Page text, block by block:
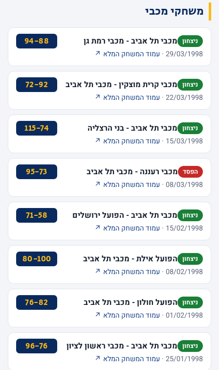
משחקי מכבי
ניצחון מכבי תל אביב - מכבי רמת גן 94-88
29/03/1998 · עמוד המשחק המלא ↗
ניצחון מכבי קרית מוצקין - מכבי תל אביב 72-92
22/03/1998 · עמוד המשחק המלא ↗
ניצחון מכבי תל אביב - בני הרצליה 115-74
15/03/1998 · עמוד המשחק המלא ↗
הפסד מכבי רעננה - מכבי תל אביב 95-73
08/03/1998 · עמוד המשחק המלא ↗
ניצחון מכבי תל אביב - הפועל ירושלים 71-58
15/02/1998 · עמוד המשחק המלא ↗
ניצחון הפועל אילת - מכבי תל אביב 80-100
08/02/1998 · עמוד המשחק המלא ↗
ניצחון הפועל חולון - מכבי תל אביב 76-82
01/02/1998 · עמוד המשחק המלא ↗
ניצחון מכבי תל אביב - מכבי ראשון לציון 96-76
25/01/1998 · עמוד המשחק המלא ↗